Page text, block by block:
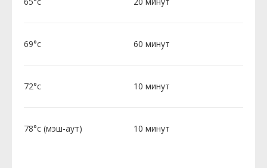
69°c 60 минут
72°c 10 минут
78°c (мэш-аут) 10 минут